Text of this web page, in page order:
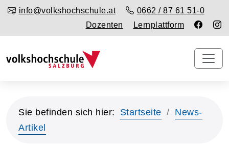
info@volkshochschule.at
0662 / 87 61 51-0
Dozenten
Lernplattform
Sie befinden sich hier: Startseite
News-
Artikel